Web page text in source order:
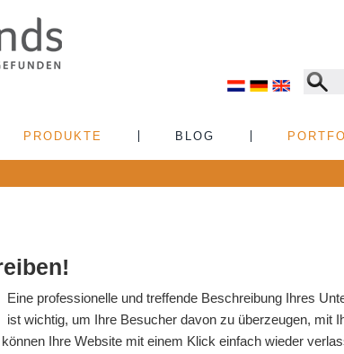
PRODUKTE BLOG
Eine professionelle und treffende Beschreibung Ihres
ist wichtig, um Ihre Besucher davon zu überzeugen, mit
Ihre Website mit einem Klick einfach wieder